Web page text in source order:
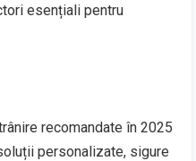
esențiali pentru
recomandate în 2025
personalizate, sigure